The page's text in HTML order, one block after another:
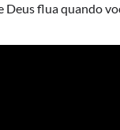
Deus flua quando